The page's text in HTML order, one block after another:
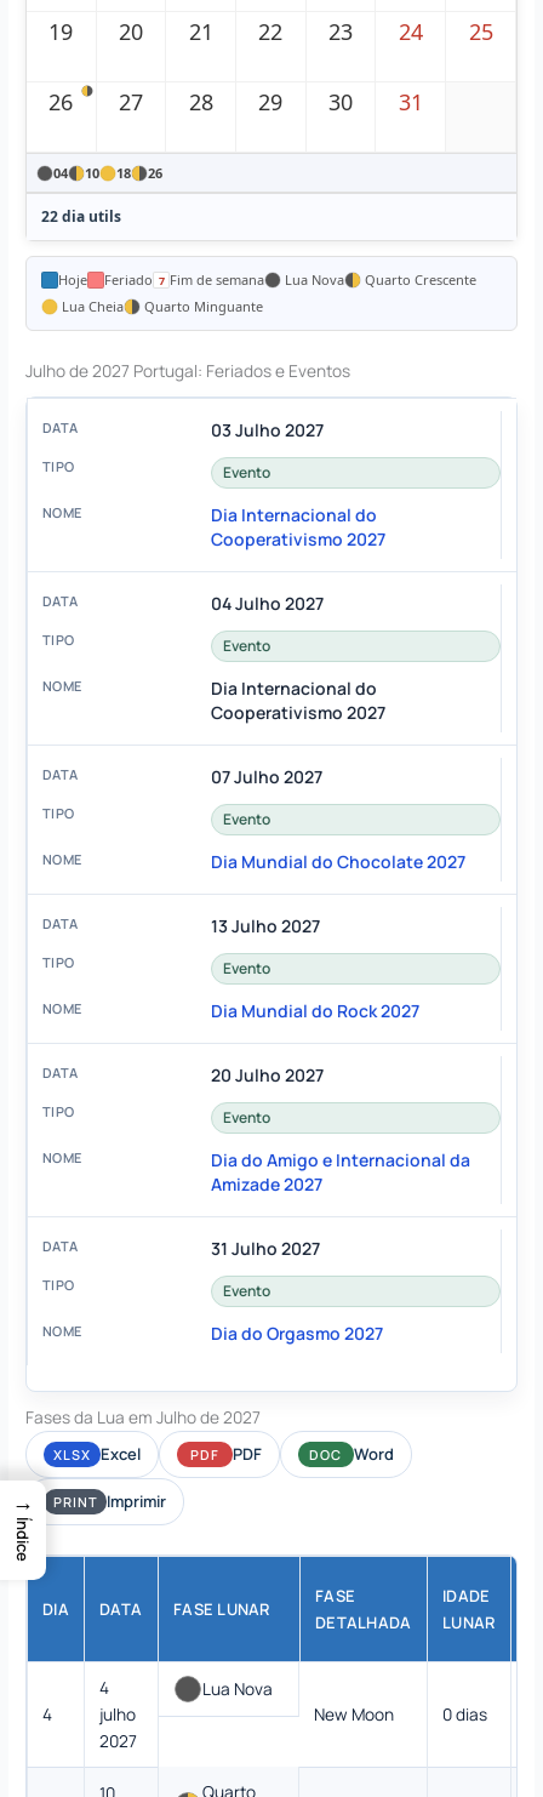
19 20 21 22 23 24 25
26 27 28 29 30 31
04 10 18 26
22 dia utils
Hoje Feriado Fim de semana Lua Nova
Quarto Crescente
Lua Cheia
Quarto Minguante
Julho de 2027 Portugal: Feriados e Eventos
03 Julho 2027
Evento
Dia Internacional do
Cooperativismo 2027
04 Julho 2027
Evento
Dia Internacional do
Cooperativismo 2027
07 Julho 2027
Evento
Dia Mundial do Chocolate 2027
13 Julho 2027
Evento
Dia Mundial do Rock 2027
20 Julho 2027
Evento
Dia do Amigo e Internacional da
Amizade 2027
31 Julho 2027
Evento
Dia do Orgasmo 2027
Fases da Lua em Julho de 2027
XLSX Excel PDF PDF DOC Word
PRINT Imprimir
DIA DATA FASE LUNAR
FASE
DETALHADA
IDADE
LUNAR
4
4
julho
2027
Lua Nova
New Moon
0 dias
10 Quarto
→
Índice